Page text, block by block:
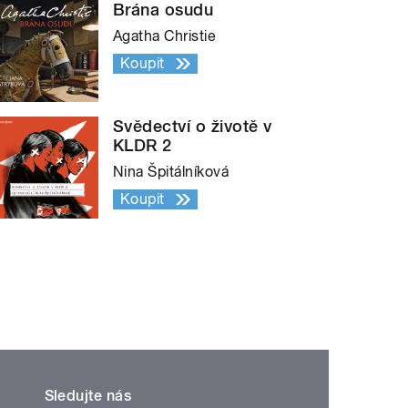
Brána osudu
Agatha Christie
Koupit
Svědectví o životě v
KLDR 2
Nina Špitálníková
Koupit
Sledujte nás